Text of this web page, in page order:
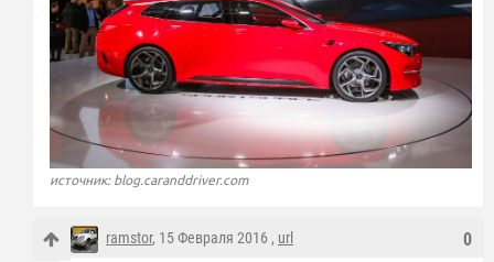
источник: blog.caranddriver.com
0
ramstor, 15 Февраля 2016 , url